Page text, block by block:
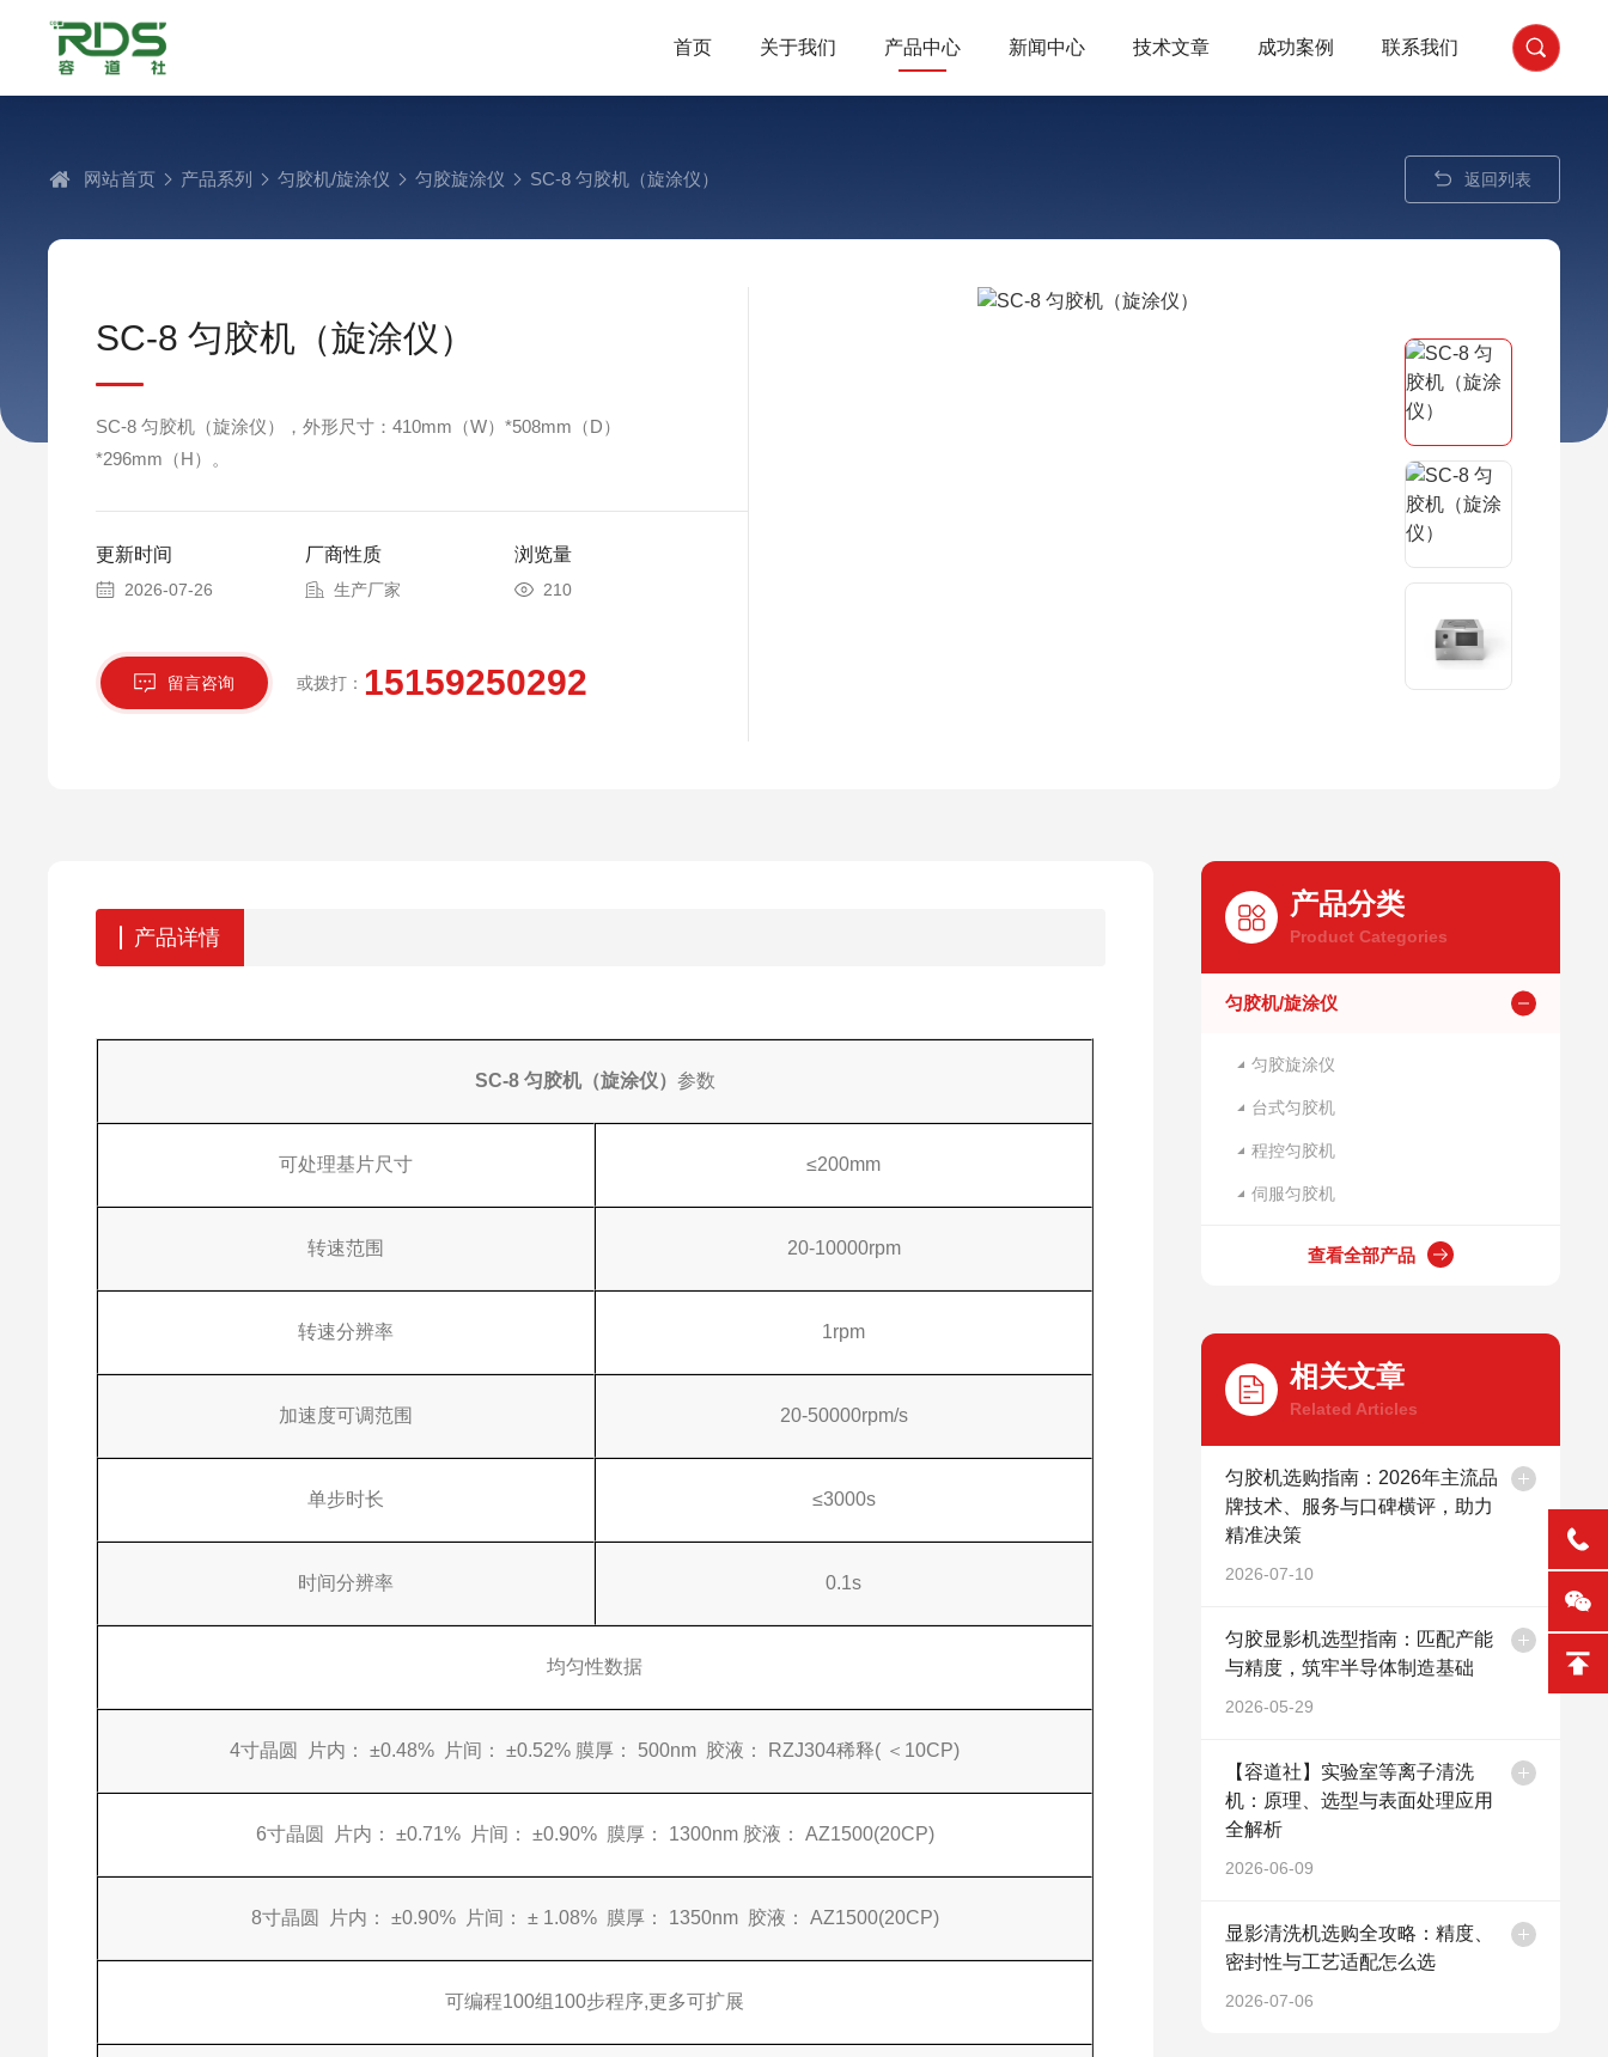
首页 关于我们 产品中心 新闻中心 技术文章 成功案例 联系我们
网站首页 产品系列 匀胶机/旋涂仪 匀胶旋涂仪 SC-8 匀胶机（旋涂仪） 返回列表
SC-8 匀胶机（旋涂仪）
SC-8 匀胶机（旋涂仪），外形尺寸：410mm（W）*508mm（D）
*296mm（H）。
更新时间
2026-07-26
厂商性质
生产厂家
浏览量
210
留言咨询 或拨打： 15159250292
产品分类
Product Categories
匀胶机/旋涂仪
匀胶旋涂仪
台式匀胶机
程控匀胶机
伺服匀胶机
查看全部产品
相关文章
Related Articles
匀胶机选购指南：2026年主流品
牌技术、服务与口碑横评，助力
精准决策
2026-07-10
匀胶显影机选型指南：匹配产能
与精度，筑牢半导体制造基础
2026-05-29
【容道社】实验室等离子清洗
机：原理、选型与表面处理应用
全解析
2026-06-09
显影清洗机选购全攻略：精度、
密封性与工艺适配怎么选
2026-07-06
产品详情
SC-8 匀胶机（旋涂仪） 参数
可处理基片尺寸 ≤200mm
转速范围 20-10000rpm
转速分辨率 1rpm
加速度可调范围 20-50000rpm/s
单步时长 ≤3000s
时间分辨率 0.1s
均匀性数据
4寸晶圆 片内： ±0.48% 片间： ±0.52% 膜厚： 500nm 胶液： RZJ304稀释( ＜10CP)
6寸晶圆 片内： ±0.71% 片间： ±0.90% 膜厚： 1300nm 胶液： AZ1500(20CP)
8寸晶圆 片内： ±0.90% 片间： ± 1.08% 膜厚： 1350nm 胶液： AZ1500(20CP)
可编程100组100步程序,更多可扩展